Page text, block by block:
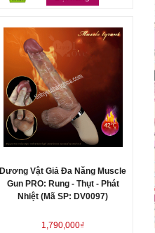
Dương Vật Giả Đa Năng Muscle
Gun PRO: Rung - Thụt - Phát
Nhiệt (Mã SP: DV0097)
1,790,000₫